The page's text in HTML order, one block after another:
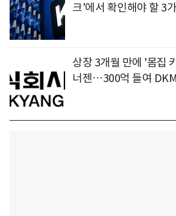
크'에서 확인해야 할 3
상장 3개월 만에 '몸집
너젠…300억 들여